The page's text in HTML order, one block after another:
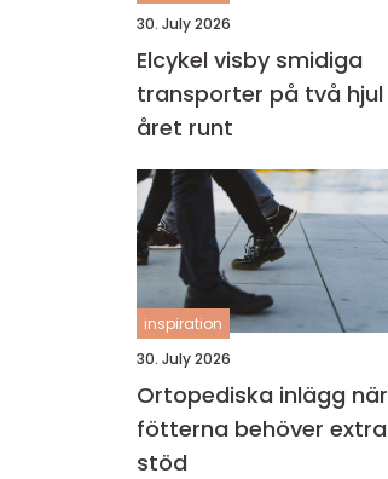
30. July 2026
Elcykel visby smidiga
transporter på två hjul
året runt
inspiration
30. July 2026
Ortopediska inlägg när
fötterna behöver extra
stöd